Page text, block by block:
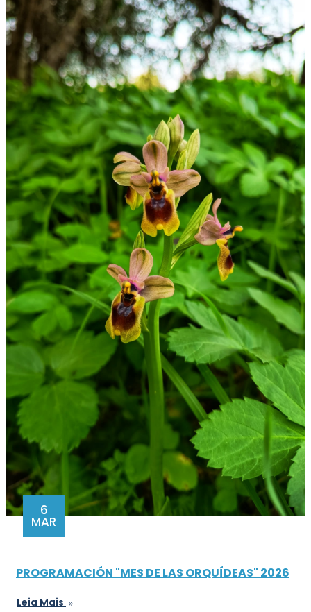
6
MAR
PROGRAMACIÓN "MES DE LAS ORQUÍDEAS" 2026
Leia Mais